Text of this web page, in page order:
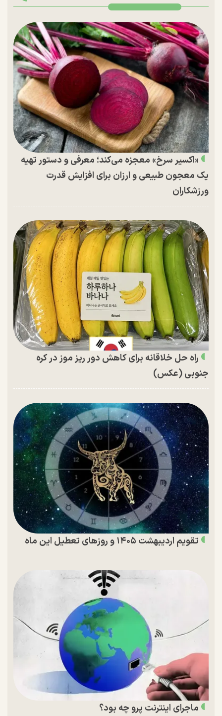
«اکسیر سرخ» معجزه می‌کند؛ معرفی و دستور تهیه
یک معجون طبیعی و ارزان برای افزایش قدرت
ورزشکاران
راه حل خلاقانه برای کاهش دور ریز موز در کره
جنوبی (عکس)
تقویم اردیبهشت ۱۴۰۵ و روز‌های تعطیل این ماه
ماجرای اینترنت پرو چه بود؟